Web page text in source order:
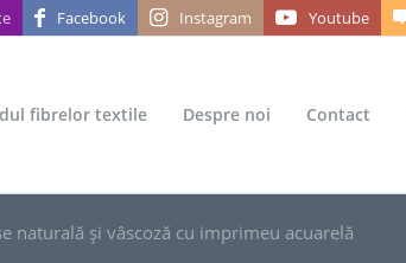
Facebook Instagram Youtube
fibrelor textile Despre noi Contact
naturală și vâscoză cu imprimeu acuarelă